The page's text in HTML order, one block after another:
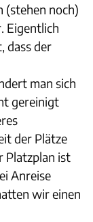
(stehen noch)
Eigentlich
dass der
man sich
gereinigt
der Plätze
Platzplan ist
Anreise
wir einen